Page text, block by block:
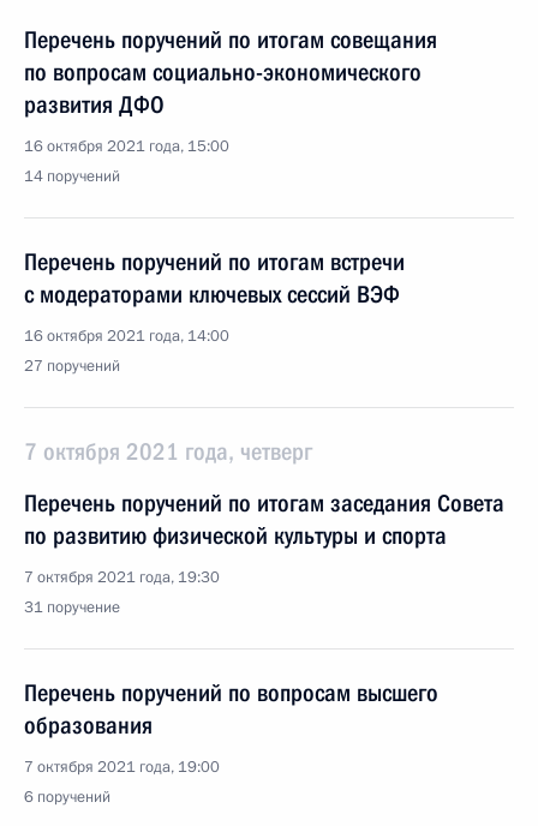
Перечень поручений по итогам совещания
по вопросам социально-экономического
развития ДФО
16 октября 2021 года, 15:00
14 поручений
Перечень поручений по итогам встречи
с модераторами ключевых сессий ВЭФ
16 октября 2021 года, 14:00
27 поручений
7 октября 2021 года, четверг
Перечень поручений по итогам заседания Совета
по развитию физической культуры и спорта
7 октября 2021 года, 19:30
31 поручение
Перечень поручений по вопросам высшего
образования
7 октября 2021 года, 19:00
6 поручений